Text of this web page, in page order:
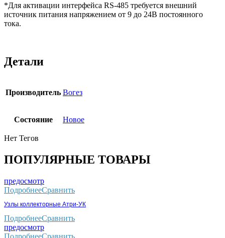
*Для активации интерфейса RS-485 требуется внешний
источник питания напряжением от 9 до 24В постоянного
тока.
Детали
Производитель Вогез
Состояние Новое
Нет Тегов
ПОПУЛЯРНЫЕ ТОВАРЫ
предосмотр
ПодробнееСравнить
Узлы коллекторные Атри-УК
ПодробнееСравнить
предосмотр